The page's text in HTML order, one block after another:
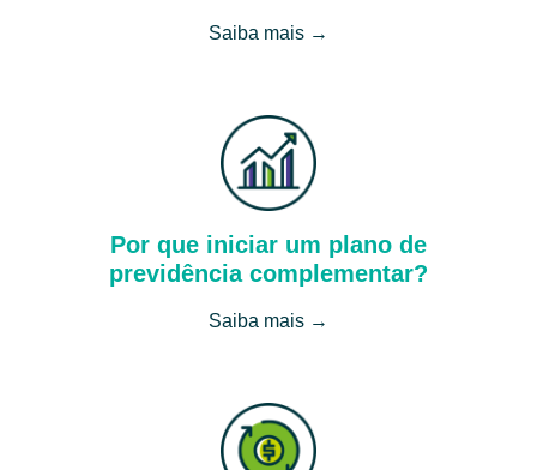
Saiba mais →
Por que iniciar um plano de
previdência complementar?
Saiba mais →